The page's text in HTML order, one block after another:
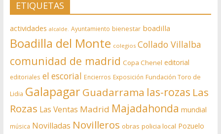
ETIQUETAS
actividades alcalde. Ayuntamiento bienestar boadilla
Boadilla del Monte colegios Collado Villalba
comunidad de madrid Copa Chenel editorial
editoriales el escorial Encierros Exposición Fundación Toro de
Lidia Galapagar Guadarrama las-rozas Las
Rozas Las Ventas Madrid Majadahonda mundial
música Novilladas Novilleros obras policia local Pozuelo